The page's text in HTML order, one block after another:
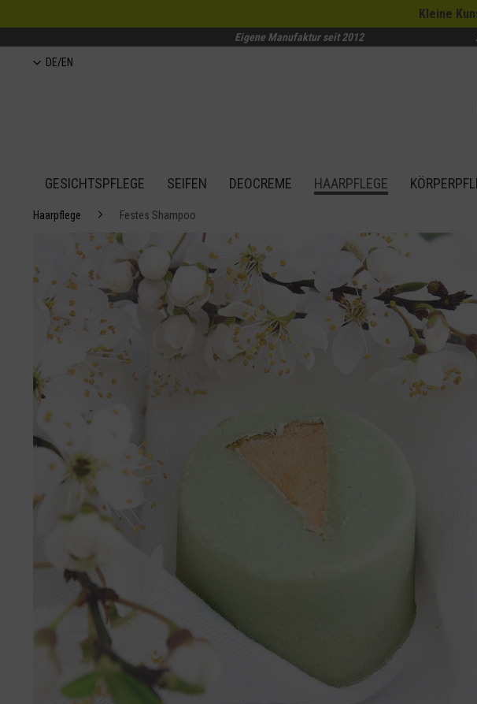
Kleine
Eigene Manufaktur seit 2012
DE/EN
GESICHTSPFLEGE SEIFEN DEOCREME HAARPFLEGE
Haarpflege Festes Shampoo